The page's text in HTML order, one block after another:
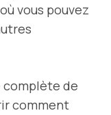
vous pouvez
complète de
comment